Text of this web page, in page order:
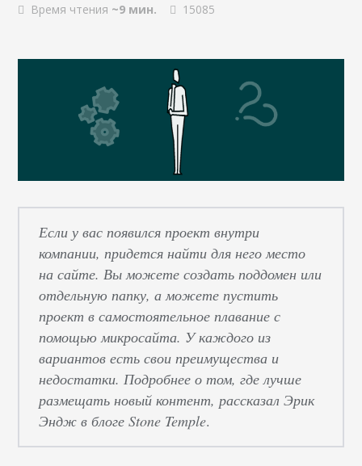
Время чтения ~9 мин. 15085
Если у вас появился проект внутри
компании, придется найти для него место
на сайте. Вы можете создать поддомен или
отдельную папку, а можете пустить
проект в самостоятельное плавание с
помощью микросайта. У каждого из
вариантов есть свои преимущества и
недостатки. Подробнее о том, где лучше
размещать новый контент, рассказал Эрик
Эндж в блоге Stone Temple.